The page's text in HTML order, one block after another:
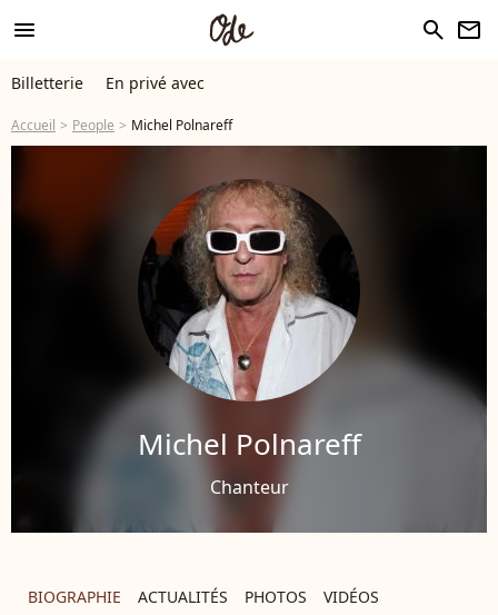
menu search newsletter
Billetterie En privé avec
Accueil People Michel Polnareff
Michel Polnareff
Chanteur
BIOGRAPHIE ACTUALITÉS PHOTOS VIDÉOS